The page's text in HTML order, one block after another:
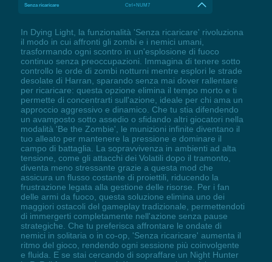
Senza ricaricare Ctrl+NUM7
In Dying Light, la funzionalità 'Senza ricaricare' rivoluziona
il modo in cui affronti gli zombi e i nemici umani,
trasformando ogni scontro in un'esplosione di fuoco
continuo senza preoccupazioni. Immagina di tenere sotto
controllo le orde di zombi notturni mentre esplori le strade
desolate di Harran, sparando senza mai dover rallentare
per ricaricare: questa opzione elimina il tempo morto e ti
permette di concentrarti sull'azione, ideale per chi ama un
approccio aggressivo e dinamico. Che tu stia difendendo
un avamposto sotto assedio o sfidando altri giocatori nella
modalità 'Be the Zombie', le munizioni infinite diventano il
tuo alleato per mantenere la pressione e dominare il
campo di battaglia. La sopravvivenza in ambienti ad alta
tensione, come gli attacchi dei Volatili dopo il tramonto,
diventa meno stressante grazie a questa mod che
assicura un flusso costante di proiettili, riducendo la
frustrazione legata alla gestione delle risorse. Per i fan
delle armi da fuoco, questa soluzione elimina uno dei
maggiori ostacoli del gameplay tradizionale, permettendoti
di immergerti completamente nell'azione senza pause
strategiche. Che tu preferisca affrontare le ondate di
nemici in solitaria o in co-op, 'Senza ricaricare' aumenta il
ritmo del gioco, rendendo ogni sessione più coinvolgente
e fluida. E se stai cercando di sopraffare un Night Hunter